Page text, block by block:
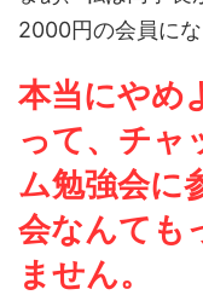
2000円の会員にな
本当にやめ
って、チャ
ム勉強会に
会なんても
ません。